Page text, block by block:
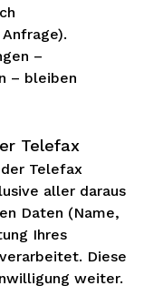
–
– bleiben
Telefax
Telefax
aller daraus
Daten (Name,
Ihres
Diese
weiter.